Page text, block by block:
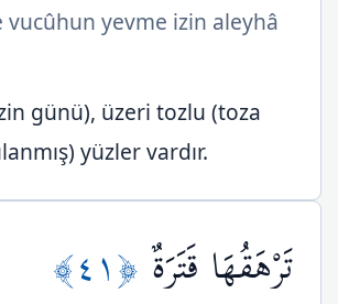
vucûhun yevme izin aleyhâ
günü), üzeri tozlu (toza
yüzler vardır.
تَرْهَقُهَا قَتَرَةٌ﴿٤١﴾